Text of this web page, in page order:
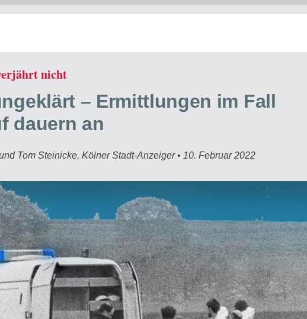
nicht
– Ermittlungen im Fall
dauern an
Tom Steinicke, Kölner Stadt-Anzeiger • 10. Februar 2022